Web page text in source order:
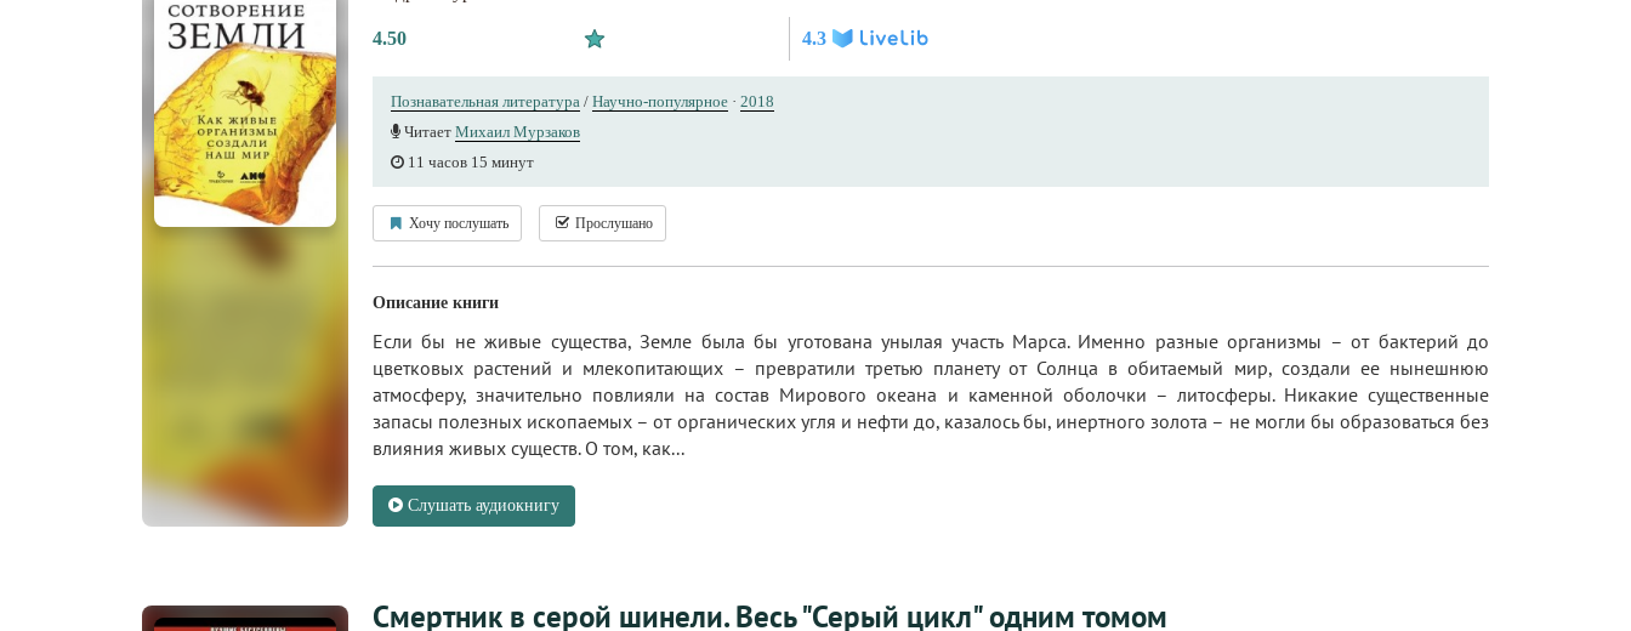
4.50 4.3
Познавательная литература / Научно-популярное · 2018
Читает Михаил Мурзаков
11 часов 15 минут
Хочу послушать Прослушано
Описание книги
Если бы не живые существа, Земле была бы уготована унылая участь Марса. Именно разные организмы – от бактерий до
цветковых растений и млекопитающих – превратили третью планету от Солнца в обитаемый мир, создали ее нынешнюю
атмосферу, значительно повлияли на состав Мирового океана и каменной оболочки – литосферы. Никакие существенные
запасы полезных ископаемых – от органических угля и нефти до, казалось бы, инертного золота – не могли бы образоваться без
влияния живых существ. О том, как...
Слушать аудиокнигу
Смертник в серой шинели. Весь "Серый цикл" одним томом